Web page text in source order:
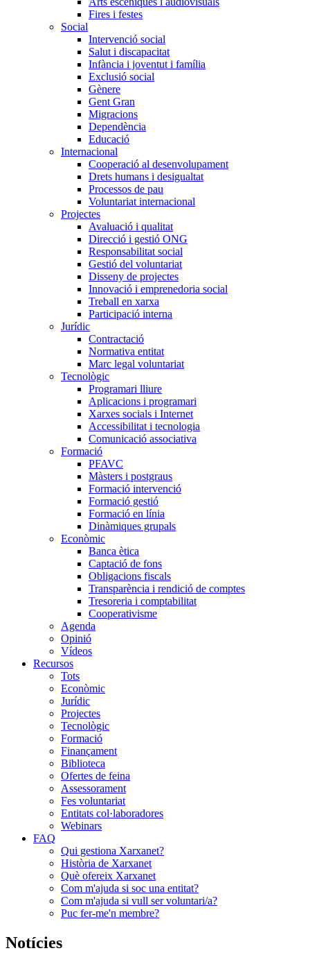
Fires i festes
Social
Intervenció social
Salut i discapacitat
Infància i joventut i família
Exclusió social
Gènere
Gent Gran
Migracions
Dependència
Educació
Internacional
Cooperació al desenvolupament
Drets humans i desigualtat
Processos de pau
Voluntariat internacional
Projectes
Avaluació i qualitat
Direcció i gestió ONG
Responsabilitat social
Gestió del voluntariat
Disseny de projectes
Innovació i emprenedoria social
Treball en xarxa
Participació interna
Jurídic
Contractació
Normativa entitat
Marc legal voluntariat
Tecnològic
Programari lliure
Aplicacions i programari
Xarxes socials i Internet
Accessibilitat i tecnologia
Comunicació associativa
Formació
PFAVC
Màsters i postgraus
Formació intervenció
Formació gestió
Formació en línia
Dinàmiques grupals
Econòmic
Banca ètica
Captació de fons
Obligacions fiscals
Transparència i rendició de comptes
Tresoreria i comptabilitat
Cooperativisme
Agenda
Opinió
Vídeos
Recursos
Tots
Econòmic
Jurídic
Projectes
Tecnològic
Formació
Finançament
Biblioteca
Ofertes de feina
Assessorament
Fes voluntariat
Entitats col·laboradores
Webinars
FAQ
Qui gestiona Xarxanet?
Història de Xarxanet
Què ofereix Xarxanet
Com m'ajuda si soc una entitat?
Com m'ajuda si vull ser voluntari/a?
Puc fer-me'n membre?
Notícies